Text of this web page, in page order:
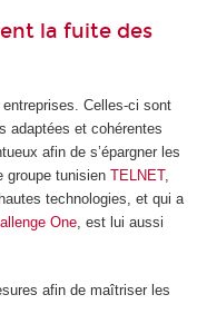
la fuite des
Celles-ci sont
adaptées et cohérentes
afin de s’épargner les
groupe tunisien TELNET,
technologies, et qui a
One, est lui aussi
afin de maîtriser les